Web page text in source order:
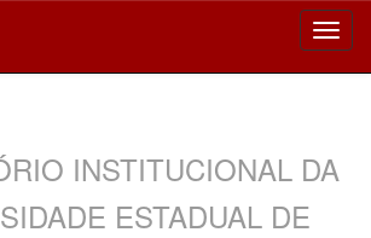
INSTITUCIONAL DA
ESTADUAL DE